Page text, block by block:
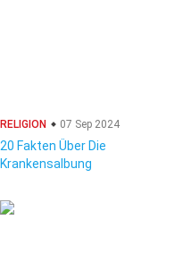
RELIGION 07 Sep 2024
20 Fakten Über Die
Krankensalbung